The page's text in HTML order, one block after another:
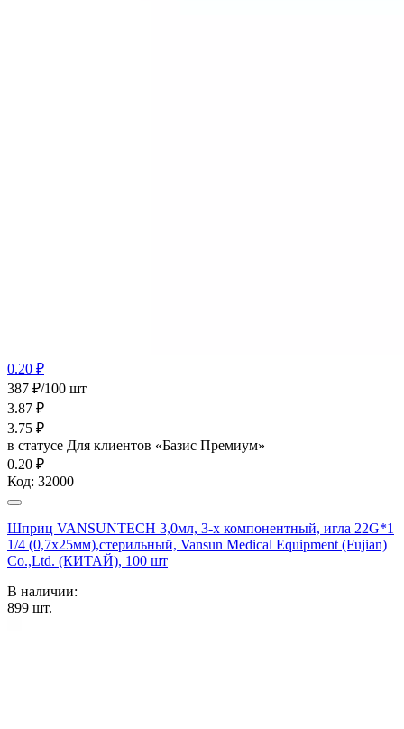
0.20 ₽
387 ₽/100 шт
3.87 ₽
3.75 ₽
в статусе Для клиентов «Базис Премиум»
0.20 ₽
Код: 32000
Шприц VANSUNTECH 3,0мл, 3-х компонентный, игла 22G*1
1/4 (0,7х25мм),стерильный, Vansun Medical Equipment (Fujian)
Co.,Ltd. (КИТАЙ), 100 шт
В наличии:
899 шт.